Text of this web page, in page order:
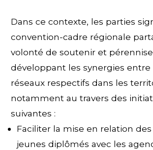
Dans ce contexte, les parties
convention-cadre régionale
volonté de soutenir et
développant les synergies entre
réseaux respectifs dans les
notamment au travers des
suivantes :
Faciliter la mise en relation
jeunes diplômés avec les